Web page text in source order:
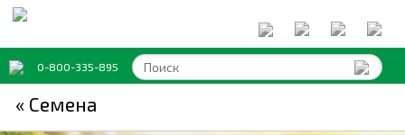
0-800-335-895
« Семена